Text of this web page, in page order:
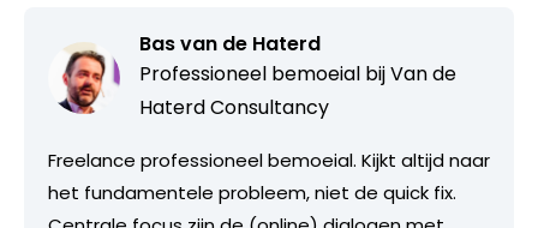
Bas van de Haterd
Professioneel bemoeial bijVan de
Haterd Consultancy
Freelance professioneel bemoeial. Kijkt altijd naar
het fundamentele probleem, niet de quick fix.